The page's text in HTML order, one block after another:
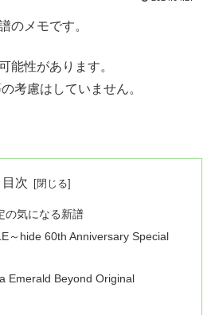
のメモです。
能性があります。
考慮はしていません。
目次
の気になる新譜
～hide 60th Anniversary Special
Emerald Beyond Original